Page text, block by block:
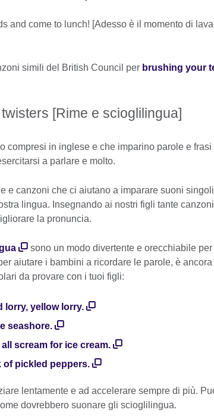
and come to lunch! [Adesso è il momento di
simili del British Council per brushing your
[Rime e scioglilingua]
compresi in inglese e che imparino parole e frasi
a parlare e molto.
e canzoni che ci aiutano a imparare suoni
lingua. Insegnando ai nostri figli tante
la pronuncia.
sono un modo divertente e orecchiabile per
aiutare i bambini a ricordare le parole, è
da provare con i tuoi figli:
lorry, yellow lorry.
seashore.
all scream for ice cream.
of pickled peppers.
lentamente e ad accelerare sempre di più.
dovrebbero suonare gli scioglilingua.